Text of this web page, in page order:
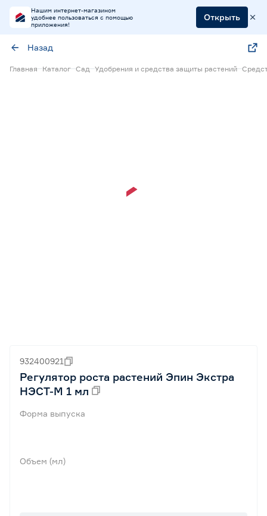
Нашим интернет-магазином
удобнее пользоваться с помощью
приложения!
Открыть
Назад
Главная Каталог Сад Удобрения и средства защиты растений
932400921
Регулятор роста растений Эпин Экстра
НЭСТ-М 1 мл
Форма выпуска
Объем (мл)